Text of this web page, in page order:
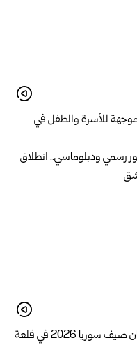
للأسرة والطفل في
بحضور رسمي ودبلوماسي.. انطلاق مهرجان صيف سوريا 2026 في قلعة